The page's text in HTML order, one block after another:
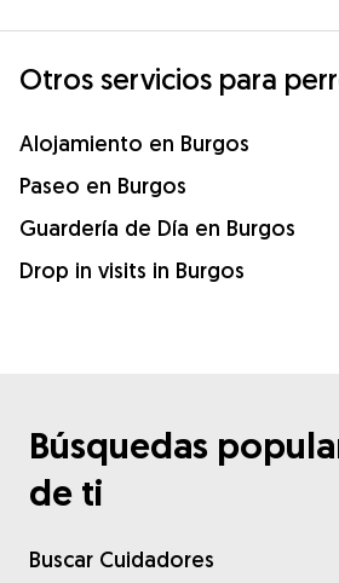
Otros servicios para
Alojamiento en Burgos
Paseo en Burgos
Guardería de Día en Burgos
Drop in visits in Burgos
Búsquedas
de ti
Buscar Cuidadores